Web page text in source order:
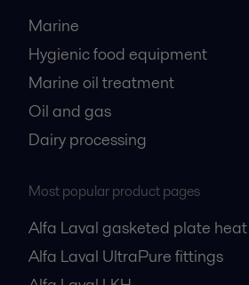
Marine
Hygienic food equipment
Marine oil treatment
Oil and gas
Dairy processing
Most popular product pages
Alfa Laval gasketed plate
Alfa Laval UltraPure fittings